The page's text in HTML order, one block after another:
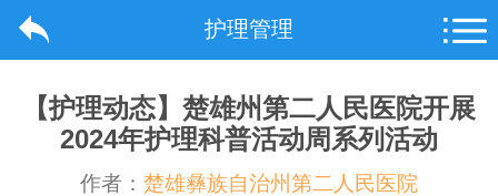
护理管理
【护理动态】楚雄州第二人民医院开展
2024年护理科普活动周系列活动
作者： 楚雄彝族自治州第二人民医院